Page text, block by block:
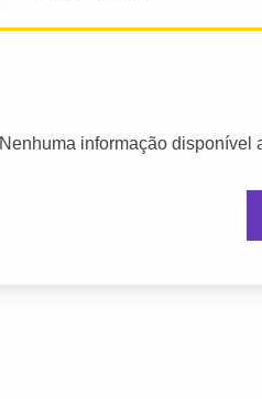
Nenhuma informação disponível